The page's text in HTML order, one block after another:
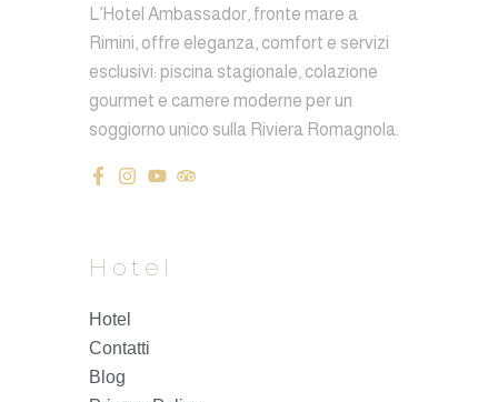
L’Hotel Ambassador, fronte mare a
Rimini, offre eleganza, comfort e servizi
esclusivi: piscina stagionale, colazione
gourmet e camere moderne per un
soggiorno unico sulla Riviera Romagnola.
Hotel
Hotel
Contatti
Blog